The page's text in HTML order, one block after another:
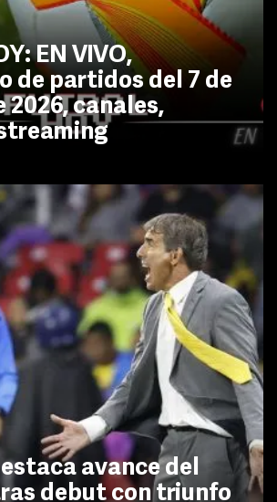
EN VIVO,
de partidos del 7 de
2026, canales,
avance del
debut con triunfo